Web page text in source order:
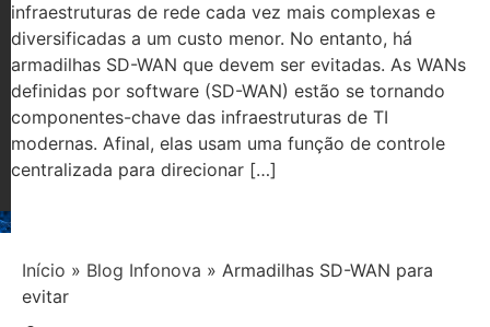
infraestruturas de rede cada vez mais complexas e
diversificadas a um custo menor. No entanto, há
armadilhas SD-WAN que devem ser evitadas. As WANs
definidas por software (SD-WAN) estão se tornando
componentes-chave das infraestruturas de TI
modernas. Afinal, elas usam uma função de controle
centralizada para direcionar […]
Início » Blog Infonova » Armadilhas SD-WAN para
evitar